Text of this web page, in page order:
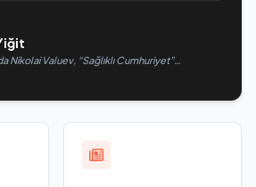
Nikolai Valuev, “Sağlıklı Cumhuriyet”